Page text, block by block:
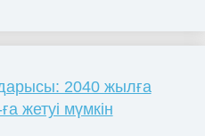
2040 жылға
жетуі мүмкін